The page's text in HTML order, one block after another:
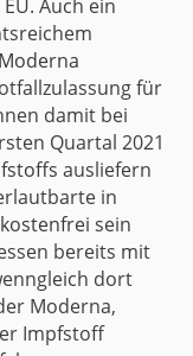
Auch ein
für
damit bei
Quartal 2021
ausliefern
in
kostenfrei sein
bereits mit
dort
Moderna,
Impfstoff